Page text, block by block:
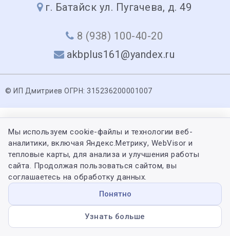
г. Батайск ул. Пугачева, д. 49
8 (938) 100-40-20
akbplus161@yandex.ru
© ИП Дмитриев ОГРН: 315236200001007
Мы используем cookie-файлы и технологии веб-
аналитики, включая Яндекс.Метрику, WebVisor и
тепловые карты, для анализа и улучшения работы
сайта. Продолжая пользоваться сайтом, вы
соглашаетесь на обработку данных.
Понятно
Узнать больше